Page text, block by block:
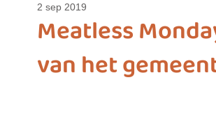
energietransitie
biodiversiteit sustainable fashion
Meatless
van het
2 sep 2019